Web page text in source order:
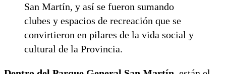
San Martín, y así se fueron sumando
clubes y espacios de recreación que se
convirtieron en pilares de la vida social y
cultural de la Provincia.